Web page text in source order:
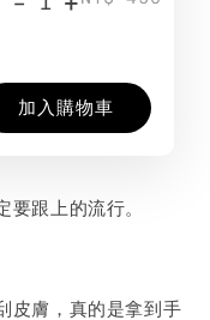
加入購物車
跟上的流行。
皮膚，真的是拿到手